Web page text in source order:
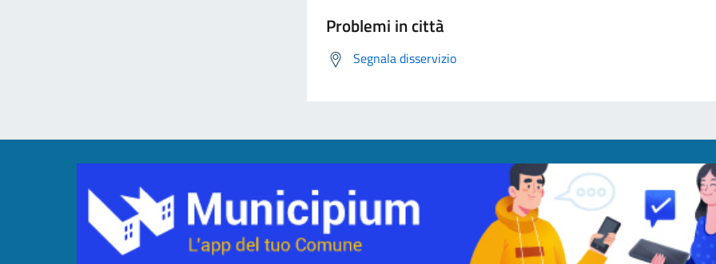
Problemi in città
Segnala disservizio